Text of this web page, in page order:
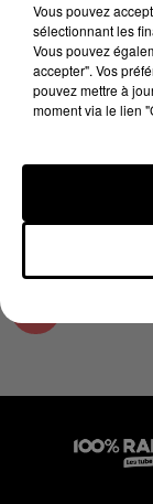
13 janvier 2024
L'AGENDA
13/01/2024
L'agenda des
Vous pouvez
sélectionnant les
Vous pouvez
accepter". Vos
pouvez mettre à
moment via le lien